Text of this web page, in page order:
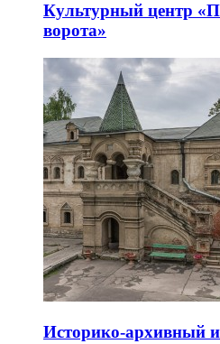
Культурный центр
ворота»
Историко-архивный